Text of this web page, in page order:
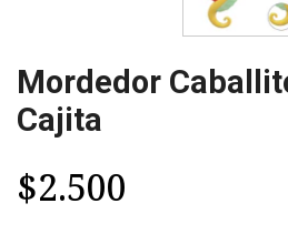
Mordedor
Cajita
$2.500